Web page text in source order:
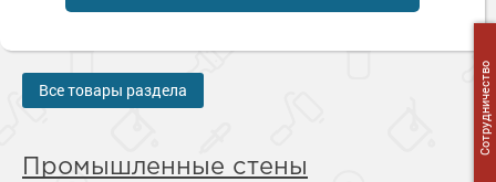
Все товары раздела
Промышленные стены
Сотрудничество